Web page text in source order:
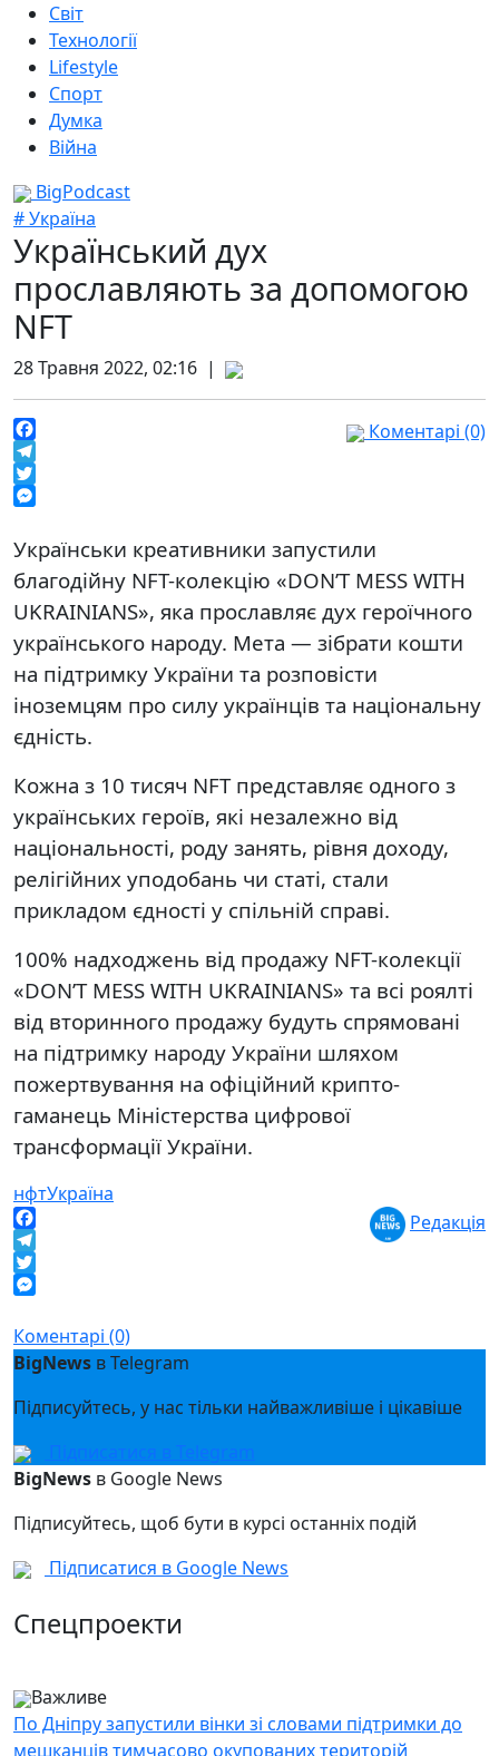
Світ
Технології
Lifestyle
Спорт
Думка
Війна
BigPodcast
# Україна
Український дух
прославляють за допомогою
NFT
28 Травня 2022, 02:16 |
Facebook
Telegram
Twitter
Коментарі (0)
Українськи креативники запустили
благодійну NFT-колекцію «DON’T MESS WITH
UKRAINIANS», яка прославляє дух героїчного
українського народу. Мета — зібрати кошти
на підтримку України та розповісти
іноземцям про силу українців та національну
єдність.
Кожна з 10 тисяч NFT представляє одного з
українських героїв, які незалежно від
національності, роду занять, рівня доходу,
релігійних уподобань чи статі, стали
прикладом єдності у спільній справі.
100% надходжень від продажу NFT-колекції
«DON’T MESS WITH UKRAINIANS» та всі роялті
від вторинного продажу будуть спрямовані
на підтримку народу України шляхом
пожертвування на офіційний крипто-
гаманець Міністерства цифрової
трансформації України.
нфтУкраїна
Facebook
Telegram
Twitter
Редакція
Коментарі (0)
BigNews в Telegram
Підписуйтесь, у нас тільки найважливіше і цікавіше
Підписатися в Telegram
BigNews в Google News
Підписуйтесь, щоб бути в курсі останніх подій
Підписатися в Google News
Спецпроекти
Важливе
По Дніпру запустили вінки зі словами підтримки до
мешканців тимчасово окупованих територій